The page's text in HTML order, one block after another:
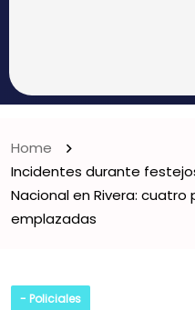
Home
Incidentes durante
Nacional en Rivera:
emplazadas
- Policiales